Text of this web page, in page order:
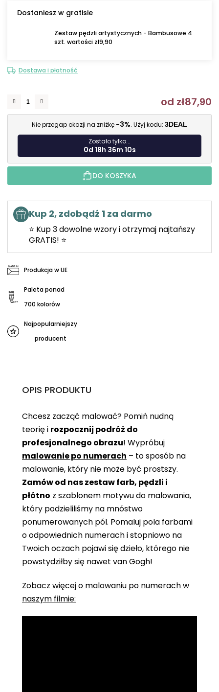
Dostaniesz w gratisie
Zestaw pędzli artystycznych - Bambusowe 4
szt. wartości zł9,90
Dostawa i płatność
od zł87,90
Nie przegap okazji na zniżkę -3%. Użyj kodu: 3DEAL
Zostało tylko...
0d 18h 36m 9s
DO KOSZYKA
Kup 2, zdobądź 1 za darmo
⭐ Kup 3 dowolne wzory i otrzymaj najtańszy
GRATIS! ⭐
Produkcja w UE
Paleta ponad
700 kolorów
Najpopularniejszy
producent
OPIS PRODUKTU
Chcesz zacząć malować? Pomiń nudną
teorię i rozpocznij podróż do
profesjonalnego obrazu! Wypróbuj
malowanie po numerach – to sposób na
malowanie, który nie może być prostszy.
Zamów od nas zestaw farb, pędzli i
płótno z szablonem motywu do malowania,
który podzieliliśmy na mnóstwo
ponumerowanych pól. Pomaluj pola farbami
o odpowiednich numerach i stopniowo na
Twoich oczach pojawi się dzieło, którego nie
powstydziłby się nawet van Gogh!
Zobacz więcej o malowaniu po numerach w
naszym filmie: